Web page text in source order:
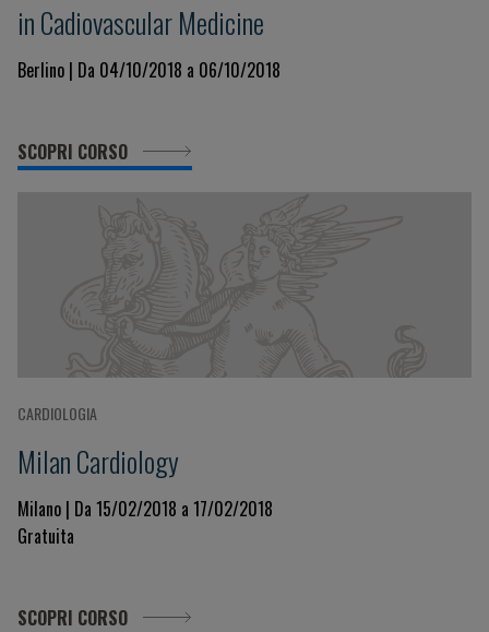
in Cadiovascular Medicine
Berlino | Da 04/10/2018 a 06/10/2018
SCOPRI CORSO
CARDIOLOGIA
Milan Cardiology
Milano | Da 15/02/2018 a 17/02/2018
Gratuita
SCOPRI CORSO